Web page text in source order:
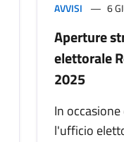
AVVISI 6
Aperture
elettorale
2025
In
l'ufficio